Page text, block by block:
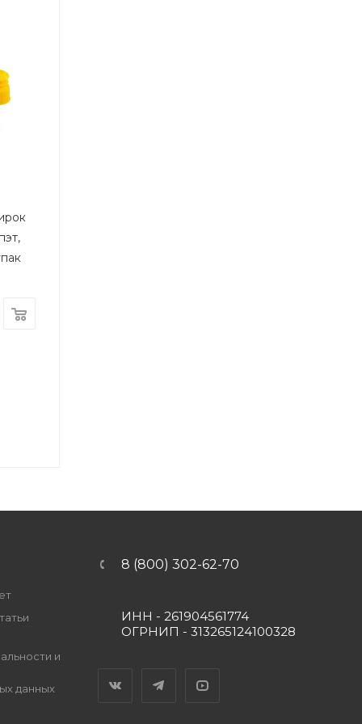
и
данных
8 (800) 302-62-70
ИНН - 261904561774
ОГРНИП - 313265124100328